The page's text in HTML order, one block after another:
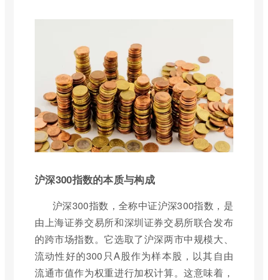
沪深300指数的本质与构成
沪深300指数，全称中证沪深300指数，是
由上海证券交易所和深圳证券交易所联合发布
的跨市场指数。它选取了沪深两市中规模大、
流动性好的300只A股作为样本股，以其自由
流通市值作为权重进行加权计算。这意味着，